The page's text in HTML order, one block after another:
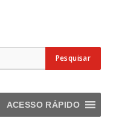
ACESSO RÁPIDO